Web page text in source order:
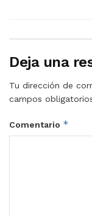
Deja una
Tu dirección de
campos
Comentario *